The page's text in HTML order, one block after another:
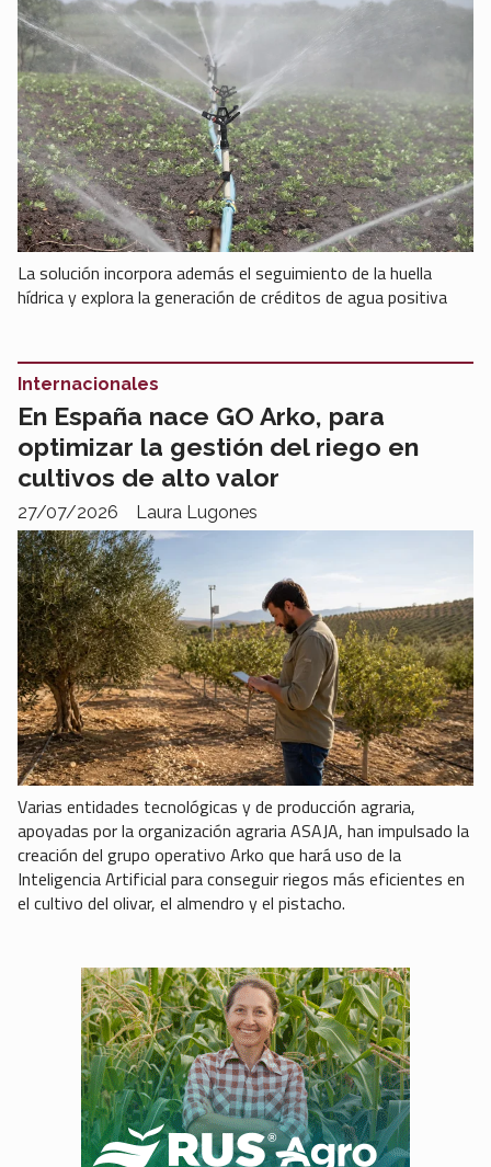
La solución incorpora además el seguimiento de la huella
hídrica y explora la generación de créditos de agua positiva
En España nace GO Arko, para
optimizar la gestión del riego en
cultivos de alto valor
Laura Lugones
Internacionales
27/07/2026
Varias entidades tecnológicas y de producción agraria,
apoyadas por la organización agraria ASAJA, han impulsado la
creación del grupo operativo Arko que hará uso de la
Inteligencia Artificial para conseguir riegos más eficientes en
el cultivo del olivar, el almendro y el pistacho.